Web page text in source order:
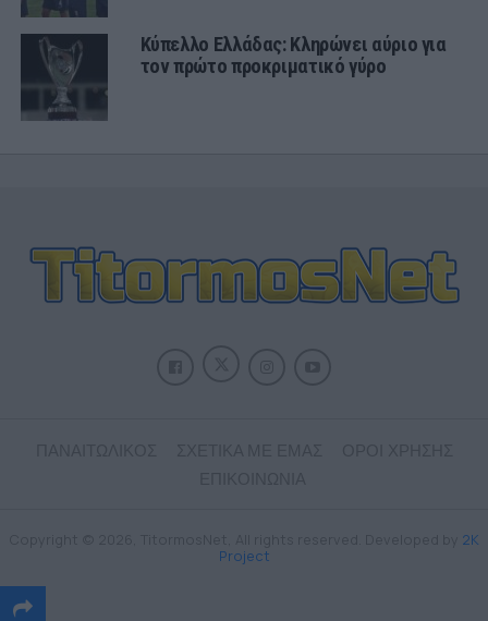
Κύπελλο Ελλάδας: Κληρώνει αύριο για
τον πρώτο προκριματικό γύρο
2K
Project